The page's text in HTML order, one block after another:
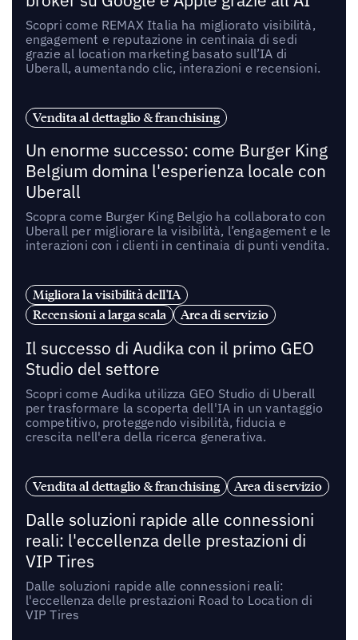
Scopri come REMAX Italia ha migliorato visibilità,
engagement e reputazione in centinaia di sedi
grazie al location marketing basato sull’IA di
Uberall, aumentando clic, interazioni e recensioni.
Vendita al dettaglio & franchising
Un enorme successo: come Burger King
Belgium domina l'esperienza locale con
Uberall
Scopra come Burger King Belgio ha collaborato con
Uberall per migliorare la visibilità, l’engagement e le
interazioni con i clienti in centinaia di punti vendita.
Migliora la visibilità dell'IA
Recensioni a larga scala
Area di servizio
Il successo di Audika con il primo GEO
Studio del settore
Scopri come Audika utilizza GEO Studio di Uberall
per trasformare la scoperta dell'IA in un vantaggio
competitivo, proteggendo visibilità, fiducia e
crescita nell'era della ricerca generativa.
Vendita al dettaglio & franchising Area di servizio
Dalle soluzioni rapide alle connessioni
reali: l'eccellenza delle prestazioni di
VIP Tires
Dalle soluzioni rapide alle connessioni reali:
l'eccellenza delle prestazioni Road to Location di
VIP Tires